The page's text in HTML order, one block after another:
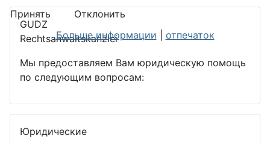
GUDZ
Rechtsanwaltskanzlei
Мы предоставляем Вам юридическую помощь
по следующим вопросам:
Юридические
Принять
Отклонить
Больше информации
отпечаток